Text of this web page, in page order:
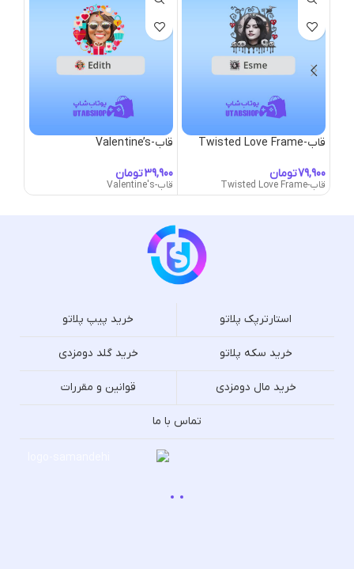
قاب-Twisted Love Frame
تومان
قاب-Twisted Love Frame
قاب-Valentine’s
تومان
قاب-Valentine's
استارترپک پلاتو خرید پیپ پلاتو
خرید سکه پلاتو خرید گلد دومزدی
خرید مال دومزدی قوانین و مقررات
تماس با ما